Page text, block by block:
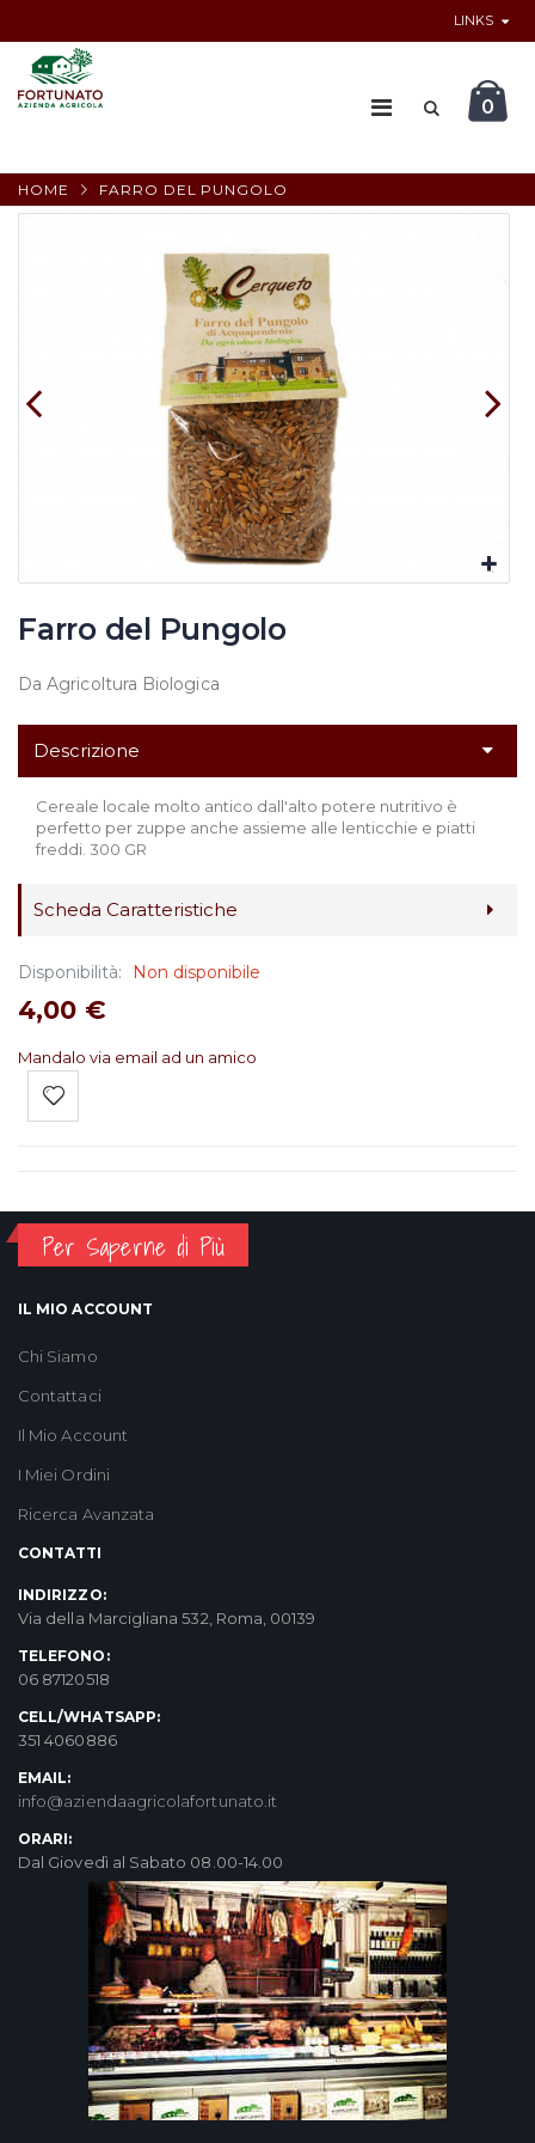
LINKS
0
HOME FARRO DEL PUNGOLO
Farro del Pungolo
Da Agricoltura Biologica
Descrizione
Cereale locale molto antico dall'alto potere nutritivo è
perfetto per zuppe anche assieme alle lenticchie e piatti
freddi. 300 GR
Scheda Caratteristiche
Disponibilità: Non disponibile
4,00 €
Mandalo via email ad un amico
Per Saperne di Più
IL MIO ACCOUNT
Chi Siamo
Contattaci
Il Mio Account
I Miei Ordini
Ricerca Avanzata
CONTATTI
INDIRIZZO:
Via della Marcigliana 532, Roma, 00139
TELEFONO:
06 87120518
CELL/WHATSAPP:
351 4060886
EMAIL:
info@aziendaagricolafortunato.it
ORARI:
Dal Giovedì al Sabato 08.00-14.00